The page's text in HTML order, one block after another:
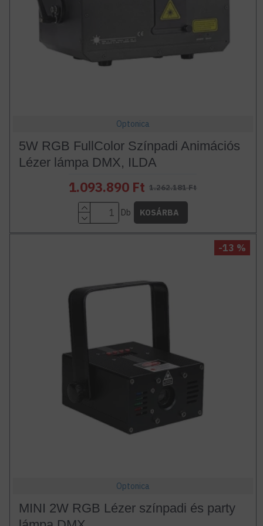
Optonica
5W RGB FullColor Színpadi Animációs
Lézer lámpa DMX, ILDA
1.093.890 Ft 1.262.181 Ft
Db KOSÁRBA
-13 %
Optonica
MINI 2W RGB Lézer színpadi és party